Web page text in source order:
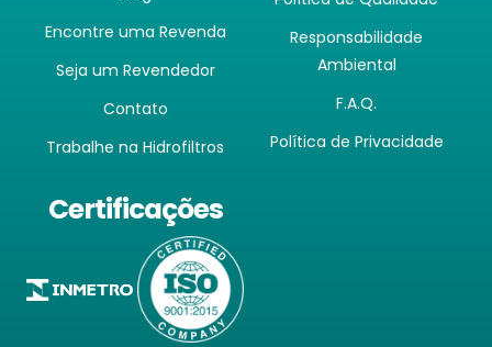
Encontre uma Revenda
Seja um Revendedor
Contato
Trabalhe na Hidrofiltros
Responsabilidade
Ambiental
F.A.Q.
Política de Privacidade
Certificações